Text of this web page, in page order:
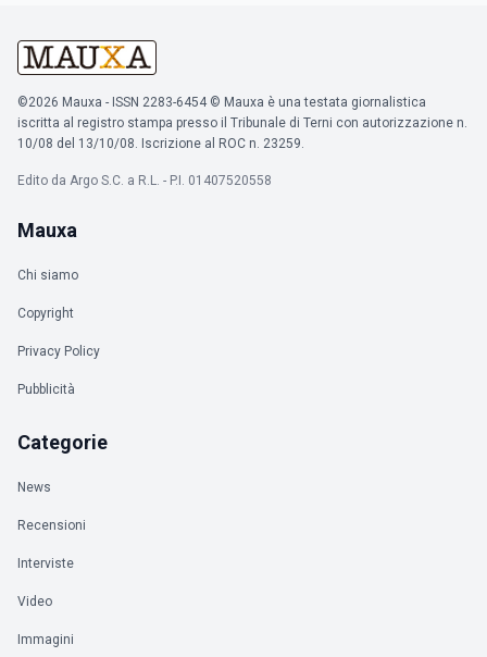
©2026 Mauxa - ISSN 2283-6454 © Mauxa è una testata giornalistica
iscritta al registro stampa presso il Tribunale di Terni con autorizzazione n.
10/08 del 13/10/08. Iscrizione al ROC n. 23259.
Edito da Argo S.C. a R.L. - P.I. 01407520558
Mauxa
Chi siamo
Copyright
Privacy Policy
Pubblicità
Categorie
News
Recensioni
Interviste
Video
Immagini